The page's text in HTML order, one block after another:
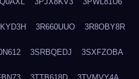
3R660UUO 3R8OBY8R
3SRBQEDJ 3SXFZOBA